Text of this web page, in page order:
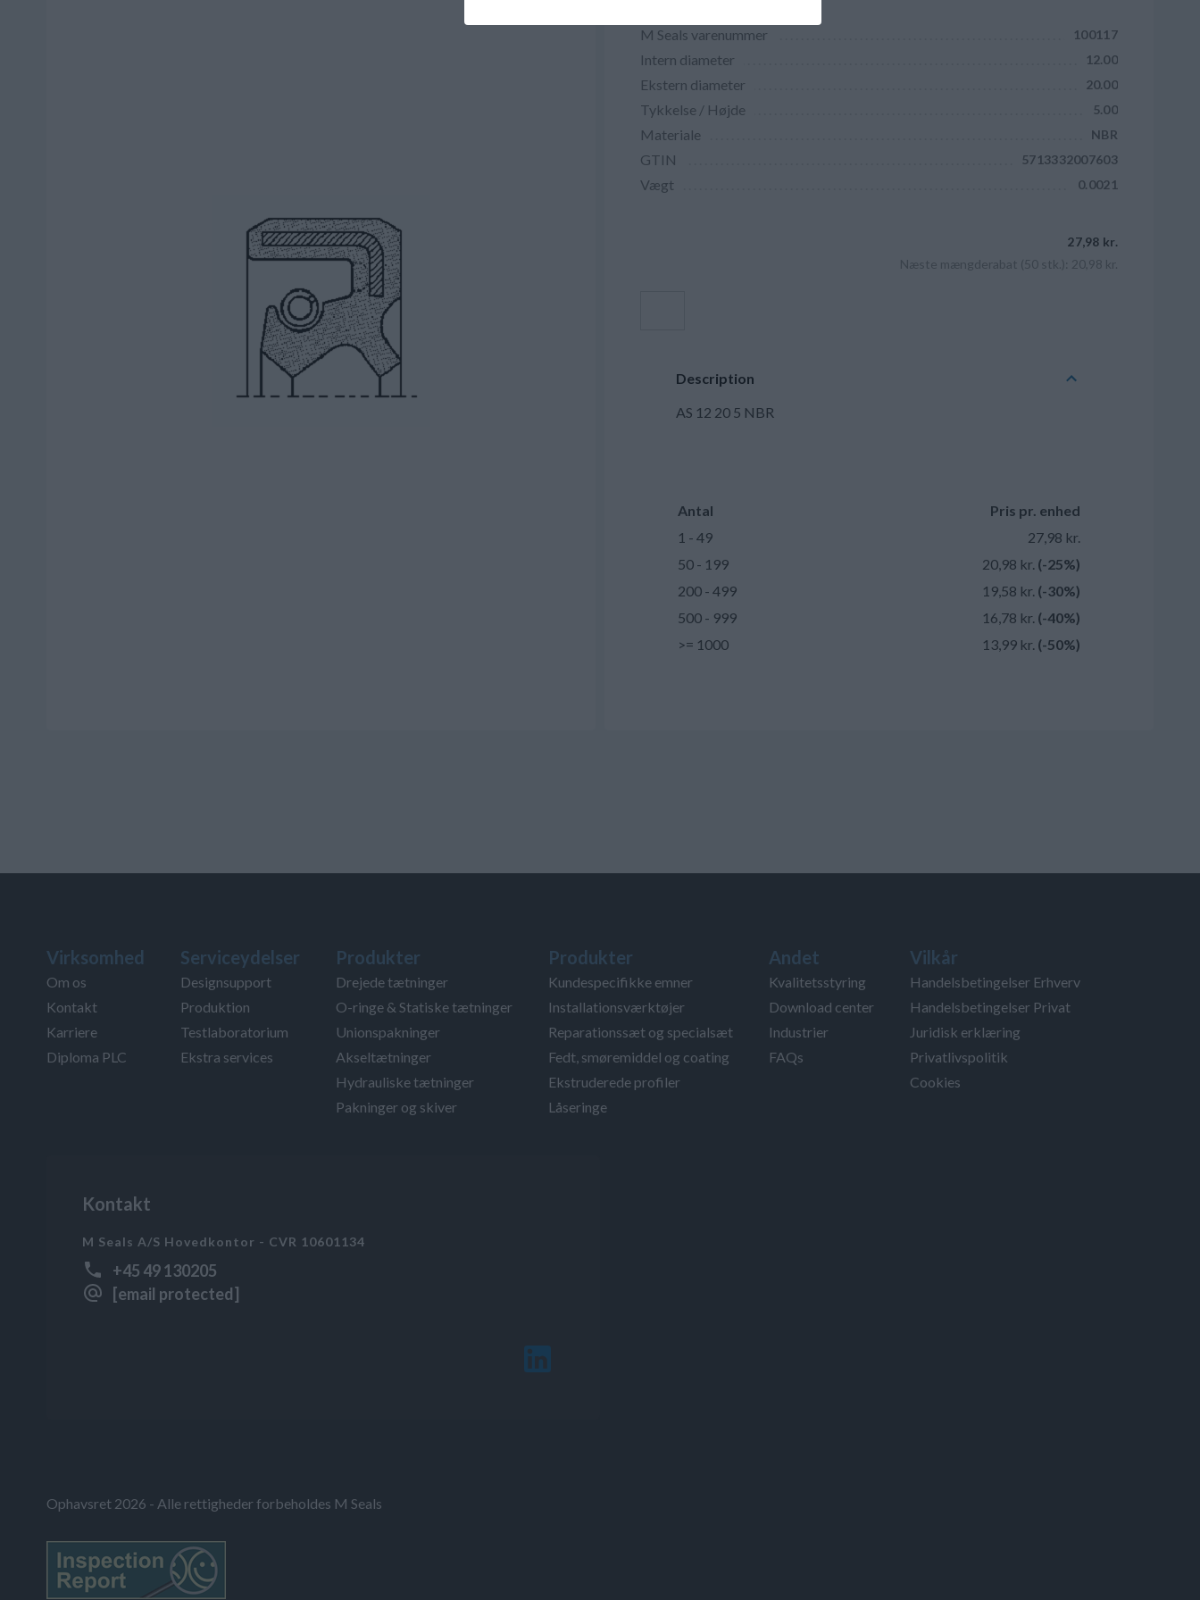
M Seals varenummer 100117
Intern diameter 12.00
Ekstern diameter 20.00
Tykkelse / Højde 5.00
Materiale NBR
GTIN 5713332007603
Vægt 0.0021
27,98 kr.
Næste mængderabat (50 stk.): 20,98 kr.
Description
AS 12 20 5 NBR
Antal
Pris pr. enhed
1 - 49
27,98 kr.
50 - 199
20,98 kr. (-25%)
200 - 499
19,58 kr. (-30%)
500 - 999
16,78 kr. (-40%)
>= 1000
13,99 kr. (-50%)
Virksomhed
Om os
Kontakt
Karriere
Diploma PLC
Serviceydelser
Designsupport
Produktion
Testlaboratorium
Ekstra services
Produkter
Drejede tætninger
O-ringe & Statiske tætninger
Unionspakninger
Akseltætninger
Hydrauliske tætninger
Pakninger og skiver
Produkter
Kundespecifikke emner
Installationsværktøjer
Reparationssæt og specialsæt
Fedt, smøremiddel og coating
Ekstruderede profiler
Låseringe
Andet
Kvalitetsstyring
Download center
Industrier
FAQs
Vilkår
Handelsbetingelser Erhverv
Handelsbetingelser Privat
Juridisk erklæring
Privatlivspolitik
Cookies
Kontakt
M Seals A/S Hovedkontor - CVR 10601134
+45 49 130205
[email protected]
Ophavsret 2026 - Alle rettigheder forbeholdes M Seals